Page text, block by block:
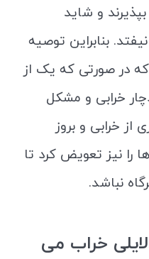
و شاید
بنابراین توصیه
در صورتی که یک از
خرابی و مشکل
خرابی و بروز
را نیز تعویض کرد تا
نباشد.
خراب می